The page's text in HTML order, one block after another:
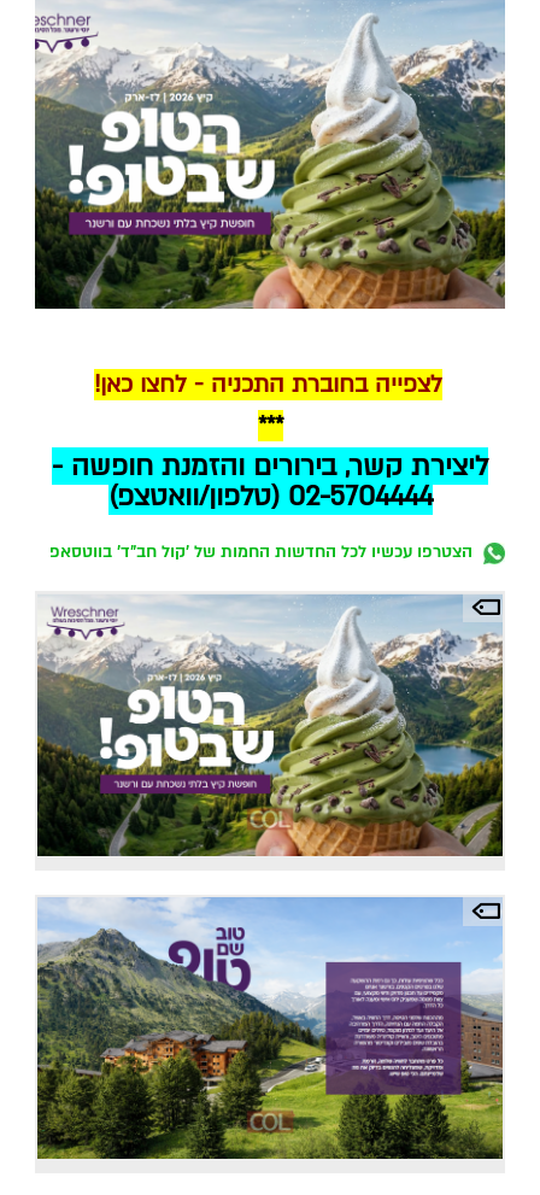
לצפייה בחוברת התכניה - לחצו כאן!
***
ליצירת קשר, בירורים והזמנת חופשה -
02-5704444 (טלפון/וואטצפ)
הצטרפו עכשיו לכל החדשות החמות של 'קול חב"ד' בווטסאפ